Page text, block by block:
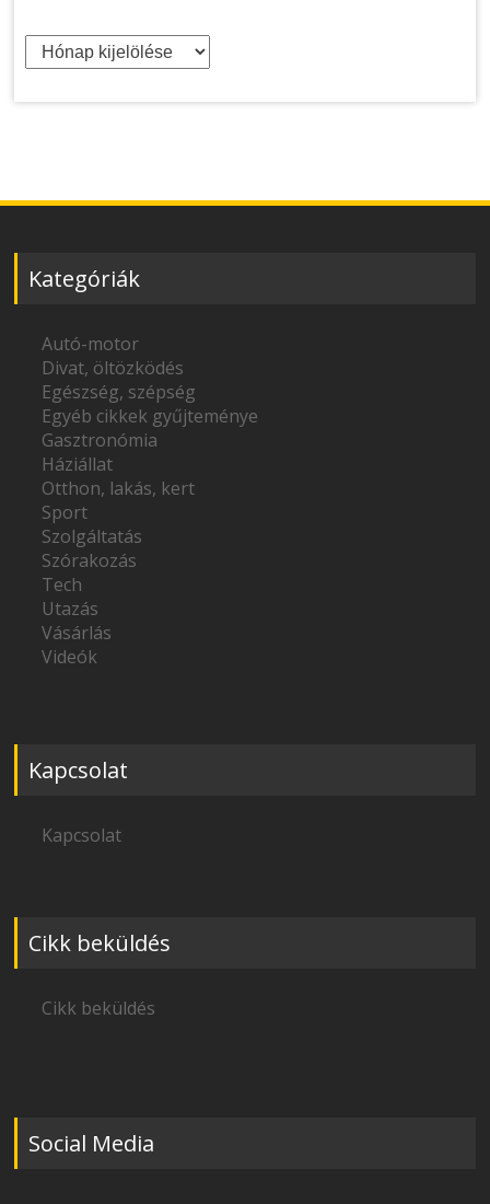
Archívum
Kategóriák
Autó-motor
Divat, öltözködés
Egészség, szépség
Egyéb cikkek gyűjteménye
Gasztronómia
Háziállat
Otthon, lakás, kert
Sport
Szolgáltatás
Szórakozás
Tech
Utazás
Vásárlás
Videók
Kapcsolat
Kapcsolat
Cikk beküldés
Cikk beküldés
Social Media